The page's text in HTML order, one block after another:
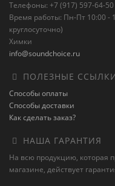
Телефоны: +7 (917) 597-64-50
Время работы: Пн-Пт 10:00 -
круглосуточно)
Химки
info@soundchoice.ru
ПОЛЕЗНЫЕ
Способы оплаты
Способы доставки
Как сделать заказ?
НАША ГАРАНТИЯ
На всю продукцию, которая
магазине, действует